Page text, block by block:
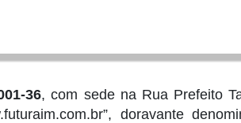
36, com sede na Rua Prefeito
doravante